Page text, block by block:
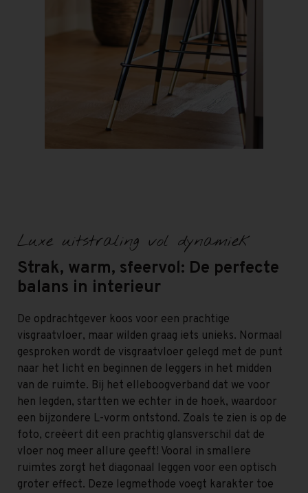
Luxe uitstraling vol dynamiek
Strak, warm, sfeervol: De perfecte
balans in interieur
De opdrachtgever koos voor een prachtige
visgraatvloer, maar wilden graag iets unieks. Normaal
gesproken wordt de visgraatvloer gelegd met de punt
naar het licht en beginnen de leggers in het midden
van de ruimte. Bij het elleboogverband dat we voor
hen legden, startten we echter in de hoek, waardoor
een bijzondere L-vorm ontstond. Zoals te zien is op de
foto, creëert dit een prachtig glansverschil dat de
vloer nog meer allure geeft! Vooral in smallere
ruimtes zorgt het diagonaal leggen voor een optisch
groter effect. Deze legmethode voegt karakter toe